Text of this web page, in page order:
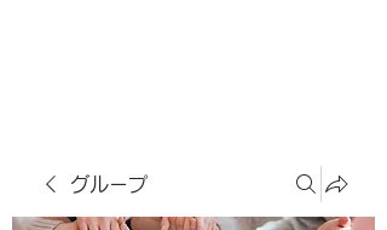
グループ